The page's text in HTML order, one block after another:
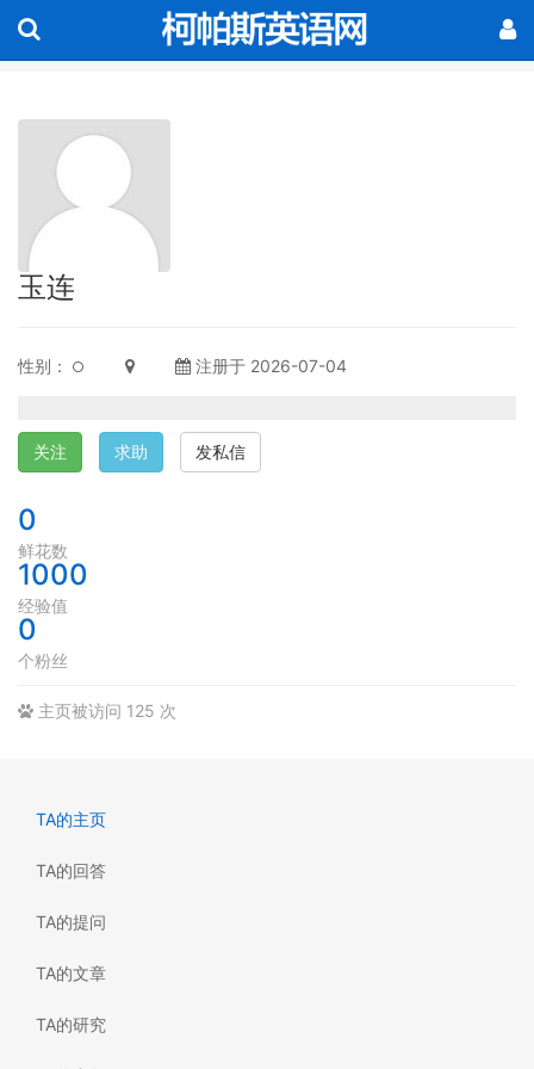
玉连
性别： 注册于 2026-07-04
关注 求助 发私信
0
鲜花数
1000
经验值
0
个粉丝
主页被访问 125 次
TA的主页
TA的回答
TA的提问
TA的文章
TA的研究